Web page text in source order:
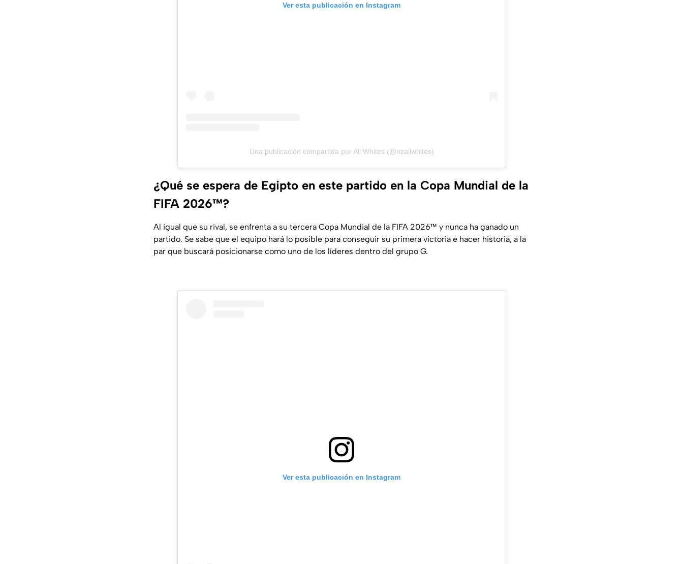
Ver esta publicación en Instagram
Una publicación compartida por All Whites (@nzallwhites)
¿Qué se espera de Egipto en este partido en la Copa Mundial de la
FIFA 2026™?
Al igual que su rival, se enfrenta a su tercera Copa Mundial de la FIFA 2026™ y nunca ha ganado un
partido. Se sabe que el equipo hará lo posible para conseguir su primera victoria e hacer historia, a la
par que buscará posicionarse como uno de los líderes dentro del grupo G.
Ver esta publicación en Instagram